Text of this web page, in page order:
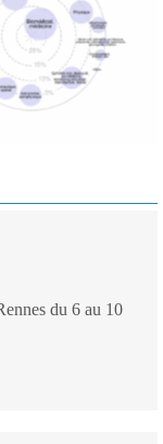
du GdR -
par mots-clés
- 19/09/2025
du 6 au 10